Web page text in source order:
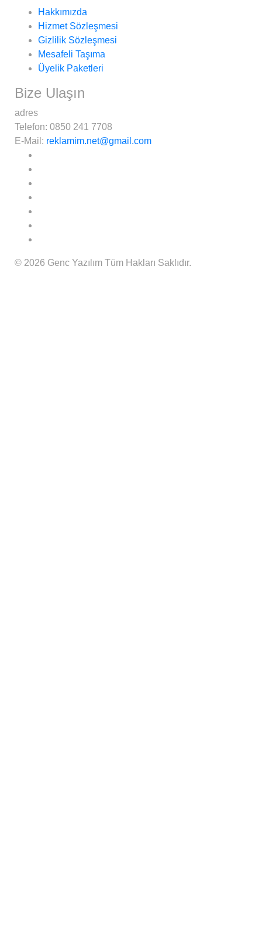
Hakkımızda
Hizmet Sözleşmesi
Gizlilik Sözleşmesi
Mesafeli Taşıma
Üyelik Paketleri
Bize Ulaşın
adres
Telefon: 0850 241 7708
E-Mail: reklamim.net@gmail.com
© 2026 Genc Yazılım Tüm Hakları Saklıdır.